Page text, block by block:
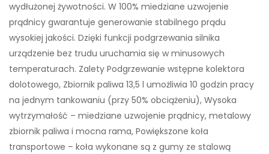
wydłużonej żywotności. W 100% miedziane uzwojenie
prądnicy gwarantuje generowanie stabilnego prądu
wysokiej jakości. Dzięki funkcji podgrzewania silnika
urządzenie bez trudu uruchamia się w minusowych
temperaturach. Zalety Podgrzewanie wstępne kolektora
dolotowego, Zbiornik paliwa 13,5 l umożliwia 10 godzin pracy
na jednym tankowaniu (przy 50% obciążeniu), Wysoka
wytrzymałość – miedziane uzwojenie prądnicy, metalowy
zbiornik paliwa i mocna rama, Powiększone koła
transportowe – koła wykonane są z gumy ze stalową